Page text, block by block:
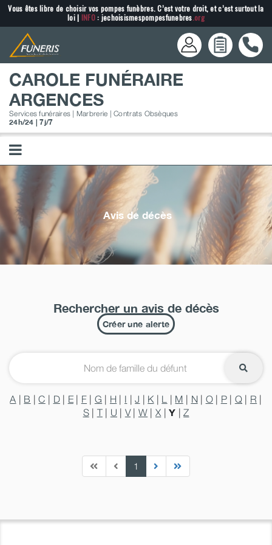
Passer
contenu
Vous êtes libre de choisir vos pompes funèbres. C’est votre droit, et c’est surtout la
loi | INFO: jechoisismespompesfunebres.org
CAROLE FUNÉRAIRE
ARGENCES
Services funéraires | Marbrerie | Contrats Obsèques
24h/24 | 7j/7
Avis de décès
Rechercher un avis de décès
Créer une alerte
A | B |C | D| E| F | G | H | I |J | K | L | M | N| O| P| Q | R |
S| T| U | V| W | X |Y |Z
1